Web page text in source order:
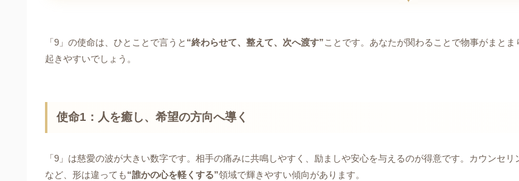
「9」の使命は、ひとことで言うと “終わらせて、整えて、次へ渡す”ことです。あなたが関わることで物事がまと
起きやすいでしょう。
使命1：人を癒し、希望の方向へ導く
「9」は慈愛の波が大きい数字です。相手の痛みに共鳴しやすく、励ましや安心を与えるのが得意です。カウンセ
など、形は違っても“誰かの心を軽くする”領域で輝きやすい傾向があります。